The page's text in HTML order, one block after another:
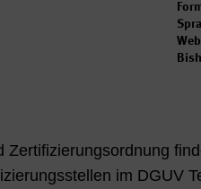
Zertifizierungsordnung
im DGUV